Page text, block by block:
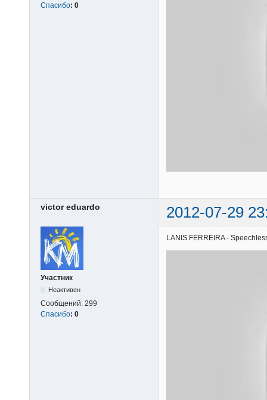
Спасибо: 0
victor eduardo 2012-07-29
Участник
Неактивен
Сообщений: 299
Спасибо: 0
LANIS FERREIRA -